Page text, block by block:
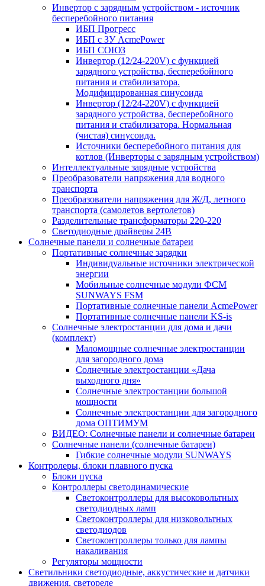
Инвертор с зарядным устройством - источник
бесперебойного питания
ИБП Прогресс
ИБП с ЗУ AcmePower
ИБП СОЮЗ
Инвертор (12/24-220V) с функцией
зарядного устройства, бесперебойного
питания и стабилизатора.
Модифицированная синусоида
Инвертор (12/24-220V) с функцией
зарядного устройства, бесперебойного
питания и стабилизатора. Нормальная
(чистая) синусоида.
Источники бесперебойного питания для
котлов (Инверторы с зарядным устройством)
Интеллектуальные зарядные устройства
Преобразователи напряжения для водного
транспорта
Преобразователи напряжения для Ж/Д, летного
транспорта (самолетов вертолетов)
Разделительные трансформаторы 220-220
Светодиодные драйверы 24В
Солнечные панели и солнечные батареи
Портативные солнечные зарядки
Индивидуальные источники электрической
энергии
Мобильные солнечные модули ФСМ
SUNWAYS FSM
Портативные солнечные панели AcmePower
Портативные солнечные панели KS-is
Солнечные электростанции для дома и дачи
(комплект)
Маломощные солнечные электростанции
для загородного дома
Солнечные электростанции «Дача
выходного дня»
Солнечные электростанции большой
мощности
Солнечные электростанции для загородного
дома ОПТИМУМ
ВИДЕО: Солнечные панели и солнечные батареи
Солнечные панели (солнечные батареи)
Гибкие солнечные модули SUNWAYS
Контролеры, блоки плавного пуска
Блоки пуска
Контроллеры светодинамические
Светоконтроллеры для высоковольтных
светодиодных ламп
Светоконтроллеры для низковольтных
светодиодов
Светоконтроллеры только для лампы
накаливания
Регуляторы мощности
Светильники светодиодные, аккустические и датчики
движения, светореле